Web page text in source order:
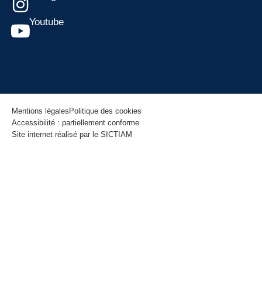
Youtube
Mentions légales Politique des cookies
Accessibilité : partiellement conforme
Site internet réalisé par le SICTIAM